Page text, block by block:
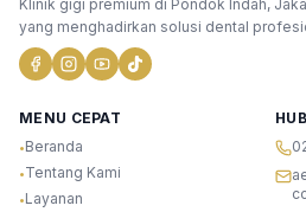
Klinik gigi premium di Pondok Indah,
yang menghadirkan solusi dental
MENU CEPAT
•Beranda
•Tentang Kami
•Layanan